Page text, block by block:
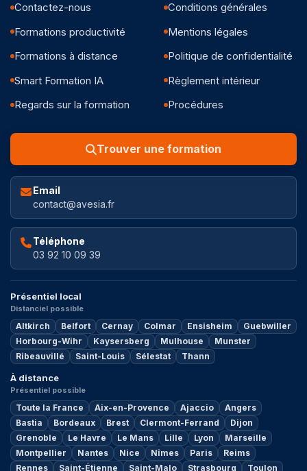
Contactez-nous
Formations productivité
Formations à distance
Smart Formation IA
Regards sur la formation
Conditions générales
Mentions légales
Politique de confidentialité
Règlement intérieur
Procédures
Trouver une formation
Email
contact@avesia.fr
Téléphone
03 92 10 09 39
Présentiel local
Distanciel possible
Altkirch Belfort Cernay Colmar Ensisheim
Guebwiller
Horbourg-Wihr
Kaysersberg Mulhouse
Munster
Ribeauvillé
Saint-Louis Sélestat Thann
À distance
Présentiel possible
Toute la France Aix-en-Provence Ajaccio
Angers
Bastia
Bordeaux Brest Clermont-Ferrand
Dijon
Grenoble
Le Havre Le Mans Lille Lyon
Marseille
Montpellier
Nantes Nice Nîmes Paris
Reims
Rennes
Saint-Étienne Saint-Malo Strasbourg Toulon